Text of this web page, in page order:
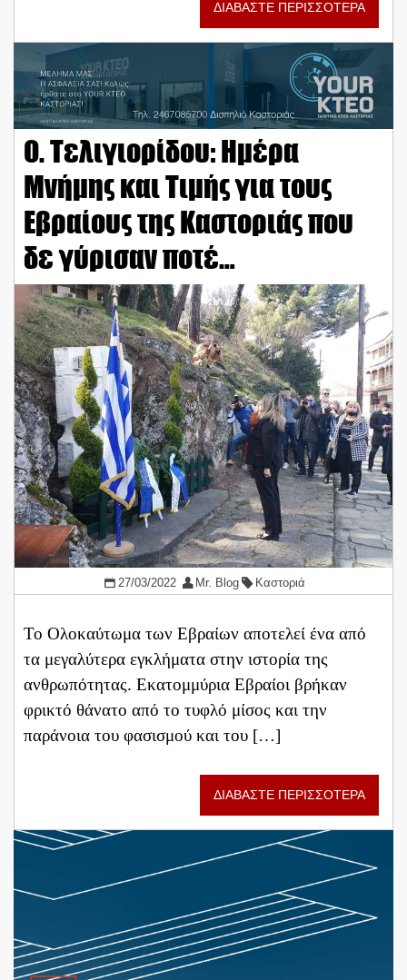
ΔΙΑΒΑΣΤΕ ΠΕΡΙΣΣΟΤΕΡΑ
Ο. Τελιγιορίδου: Ημέρα
Μνήμης και Τιμής για τους
Εβραίους της Καστοριάς που
δε γύρισαν ποτέ…
27/03/2022 Mr. Blog Καστοριά
Το Ολοκαύτωμα των Εβραίων αποτελεί ένα από
τα μεγαλύτερα εγκλήματα στην ιστορία της
ανθρωπότητας. Εκατομμύρια Εβραίοι βρήκαν
φρικτό θάνατο από το τυφλό μίσος και την
παράνοια του φασισμού και του […]
ΔΙΑΒΑΣΤΕ ΠΕΡΙΣΣΟΤΕΡΑ